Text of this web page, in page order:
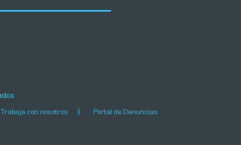
Trabaja con nosotros Portal de Denuncias